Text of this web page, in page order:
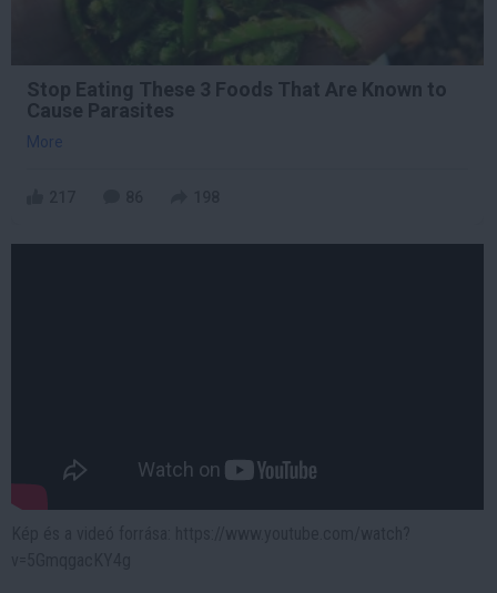
Stop Eating These 3 Foods That Are Known to
Cause Parasites
More